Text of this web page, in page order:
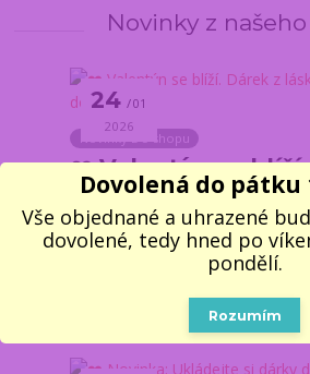
Novinky z
24 01
2026
Novinky z e-shopu
❤️ Valentýn se
lásky máte na
Valentýn je ideální příležitost
rád“ beze slov. Nemusí jít o
Stačí dárek, který dává smysl
Dovolená do pátku
Vše objednané a uhrazené
dovolené, tedy hned po
pondělí.
Rozumím